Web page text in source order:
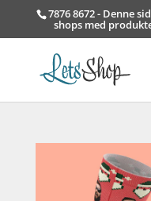
7876 8672 - Denne
shops med